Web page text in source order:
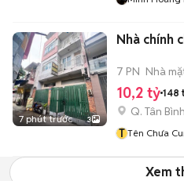
7 phút trước 3
Nhà chính
7 PN Nhà
10,2 tỷ 148
Q. Tân Bình
T Tên Chưa
Xem